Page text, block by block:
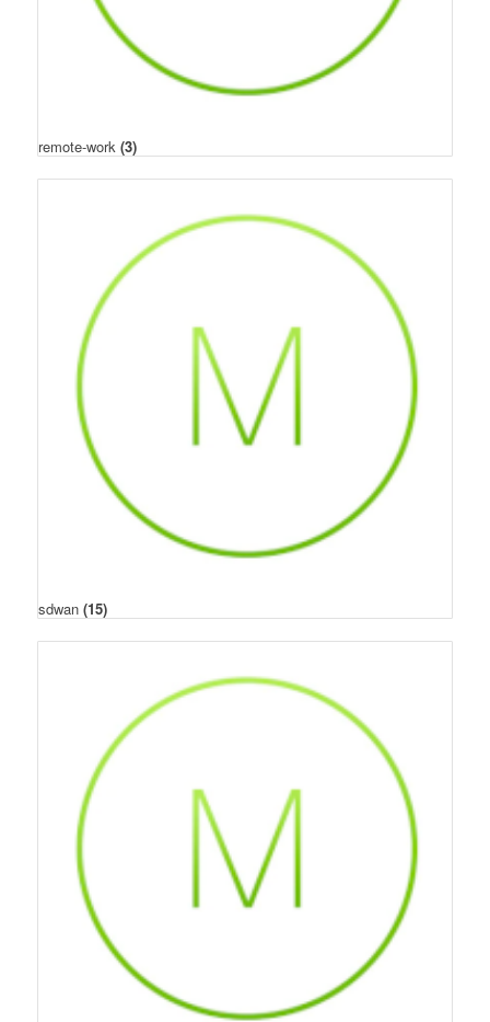
remote-work (3)
sdwan (15)